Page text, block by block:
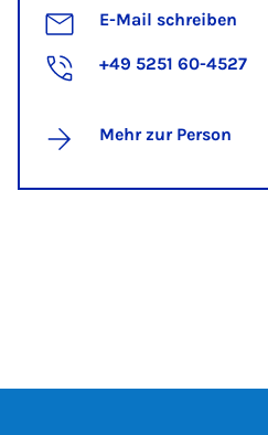
E-Mail schreiben
+49 5251 60-4527
Mehr zur Person